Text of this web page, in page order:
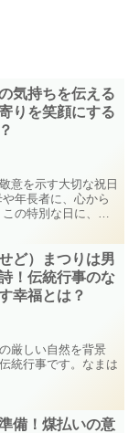
気持ちを伝える
りを笑顔にする
意を示す大切な祝日
年長者に、心から
の特別な日に、あ
ど）まつりは男
！伝統行事のな
幸福とは？
厳しい自然を背景
統行事です。なまは
備！煤払いの意